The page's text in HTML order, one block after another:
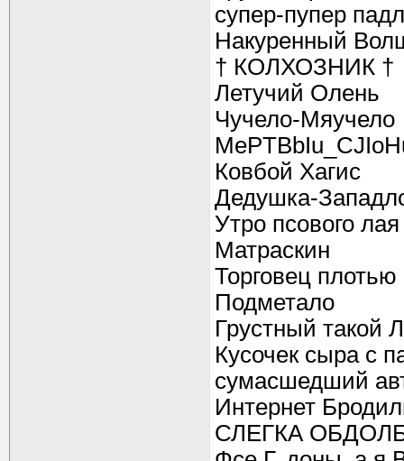
супер-пупер
Накуренный
† КОЛХОЗНИК †
Летучий Олень
Чучело-Мяучело
Ковбой Хагис
Дедушка-
Утро псового лая
Матраскин
Торговец плотью
Подметало
Грустный такой
Кусочек сыра с
сумасшедший
Интернет
СЛЕГКА